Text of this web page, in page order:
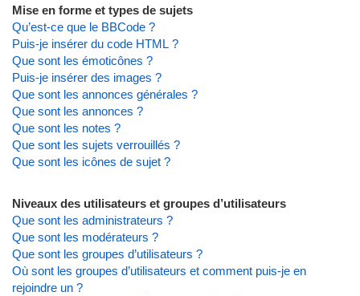
Mise en forme et types de sujets
Qu’est-ce que le BBCode ?
Puis-je insérer du code HTML ?
Que sont les émoticônes ?
Puis-je insérer des images ?
Que sont les annonces générales ?
Que sont les annonces ?
Que sont les notes ?
Que sont les sujets verrouillés ?
Que sont les icônes de sujet ?
Niveaux des utilisateurs et groupes d’utilisateurs
Que sont les administrateurs ?
Que sont les modérateurs ?
Que sont les groupes d’utilisateurs ?
Où sont les groupes d’utilisateurs et comment puis-je en
rejoindre un ?